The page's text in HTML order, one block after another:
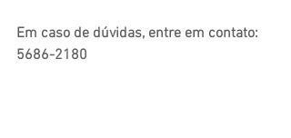
Em caso de dúvidas, entre em contato:
5686-2180